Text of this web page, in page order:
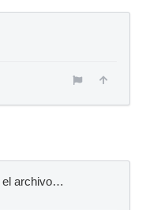
el archivo…